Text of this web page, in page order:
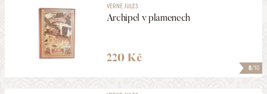
8/10
VERNE JULES
Archipel v plamenech
220 Kč